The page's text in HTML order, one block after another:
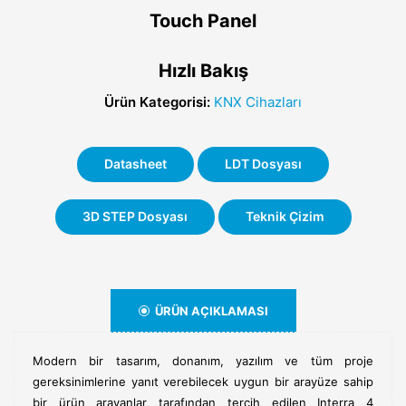
Touch Panel
Hızlı Bakış
Ürün Kategorisi: KNX Cihazları
Datasheet LDT Dosyası
3D STEP Dosyası Teknik Çizim
ÜRÜN AÇIKLAMASI
Modern bir tasarım, donanım, yazılım ve tüm proje
gereksinimlerine yanıt verebilecek uygun bir arayüze sahip
bir ürün arayanlar tarafından tercih edilen Interra 4